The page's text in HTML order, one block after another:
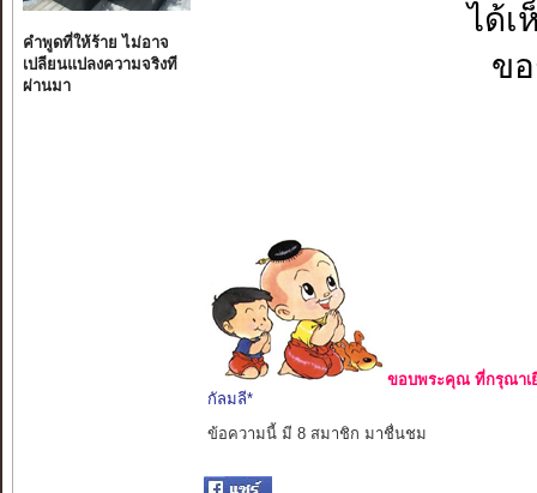
คำพูดที่ให้ร้าย ไม่อาจ
เปลียนแปลงความจริงที
ผ่านมา
ได้เ
ข
ขอบพระคุณ ที่กรุณาเ
กัลมลี*
ข้อความนี้ มี 8 สมาชิก มาชื่นชม